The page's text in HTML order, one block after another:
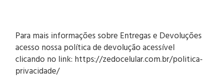
Para mais informações sobre Entregas e Devoluções
acesso nossa política de devolução acessível
clicando no link: https://zedocelular.com.br/politica-
privacidade/